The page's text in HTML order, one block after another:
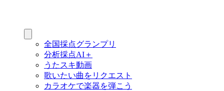
全国採点グランプリ
分析採点AI＋
うたスキ動画
歌いたい曲をリクエスト
カラオケで楽器を弾こう